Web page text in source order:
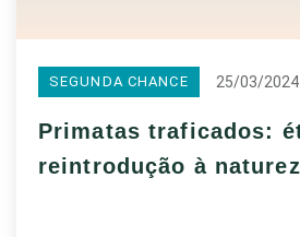
SEGUNDA CHANCE 25/03/2024
Primatas traficados:
reintrodução à